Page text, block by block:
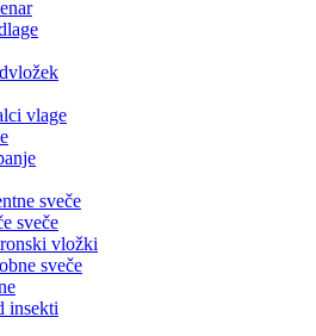
vlage
sveče
sveče
vložki
sveče
insekti